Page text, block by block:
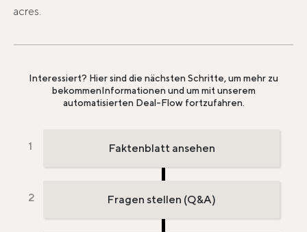
acres.
Interessiert? Hier sind die nächsten Schritte, um mehr zu
bekommenInformationen und um mit unserem
automatisierten Deal-Flow fortzufahren.
Faktenblatt ansehen
Fragen stellen (Q&A)